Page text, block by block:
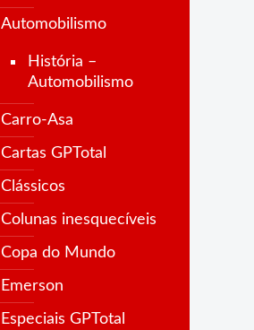
Automobilismo
História –
Automobilismo
Carro-Asa
Cartas GPTotal
Clássicos
Colunas inesquecíveis
Copa do Mundo
Emerson
Especiais GPTotal